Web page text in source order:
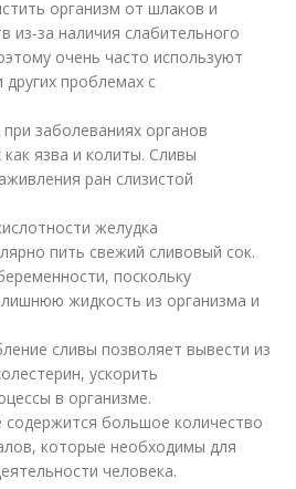
организм от шлаков и
из-за наличия слабительного
очень часто используют
других проблемах с
заболеваниях органов
язва и колиты. Сливы
ран слизистой
желудка
пить свежий сливовый сок.
поскольку
жидкость из организма и
сливы позволяет вывести из
ускорить
в организме.
содержится большое количество
которые необходимы для
человека.